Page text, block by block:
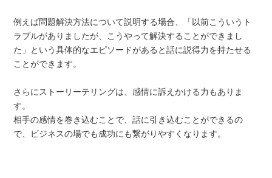
例えば問題解決方法について説明する場合、「以前こういうト
ラブルがありましたが、こうやって解決することができまし
た」という具体的なエピソードがあると話に説得力を持たせる
ことができます。
さらにストーリーテリングは、感情に訴えかける力もありま
す。
相手の感情を巻き込むことで、話に引き込むことができるの
で、ビジネスの場でも成功にも繋がりやすくなります。